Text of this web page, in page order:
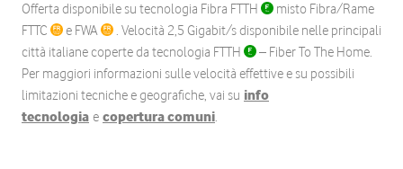
Offerta disponibile su tecnologia Fibra FTTH
misto Fibra/Rame
FTTC
e FWA
. Velocità 2,5 Gigabit/s disponibile nelle principali
città italiane coperte da tecnologia FTTH
– Fiber To The Home.
Per maggiori informazioni sulle velocità effettive e su possibili
limitazioni tecniche e geografiche, vai su info
tecnologia e copertura comuni.